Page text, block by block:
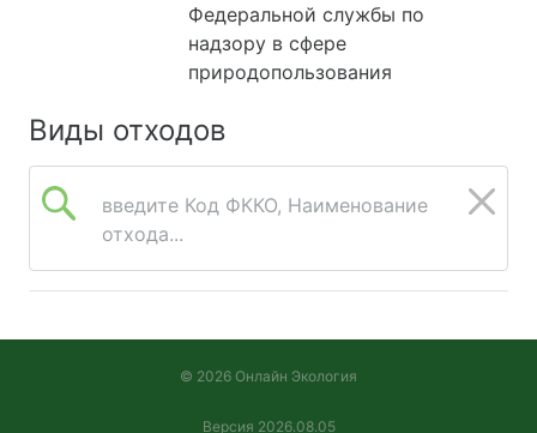
Федеральной службы по
надзору в сфере
природопользования
Виды отходов
введите Код ФККО, Наименование
отхода...
© 2026 Онлайн Экология
Версия 2026.08.05